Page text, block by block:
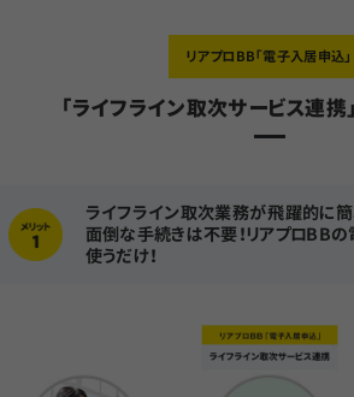
リアプロBB「電子入居申込」
「ライフライン取次サービス連携
ライフライン取次業務が飛躍的に簡
面倒な手続きは不要！リアプロBB
使うだけ！